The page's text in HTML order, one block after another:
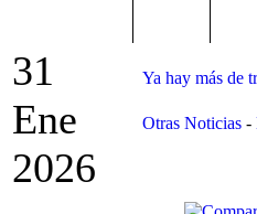
31
Ene
2026
Ya hay más de
Otras Noticias -